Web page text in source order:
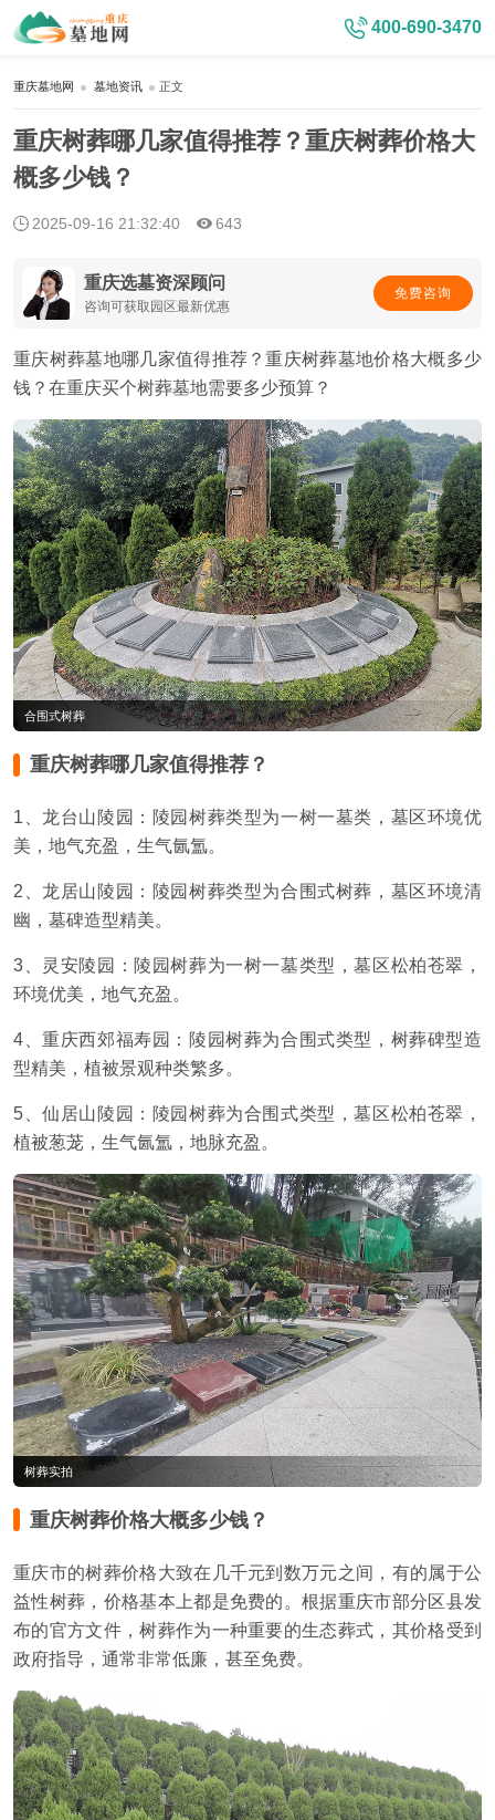
400-690-3470
重庆墓地网 墓地资讯 正文
重庆树葬哪几家值得推荐？重庆树葬价格大
概多少钱？
2025-09-16 21:32:40 643
重庆选墓资深顾问
咨询可获取园区最新优惠
免费咨询
重庆树葬墓地哪几家值得推荐？重庆树葬墓地价格大概多少
钱？在重庆买个树葬墓地需要多少预算？
合围式树葬
重庆树葬哪几家值得推荐？
1、龙台山陵园：陵园树葬类型为一树一墓类，墓区环境优
美，地气充盈，生气氤氲。
2、龙居山陵园：陵园树葬类型为合围式树葬，墓区环境清
幽，墓碑造型精美。
3、灵安陵园：陵园树葬为一树一墓类型，墓区松柏苍翠，
环境优美，地气充盈。
4、重庆西郊福寿园：陵园树葬为合围式类型，树葬碑型造
型精美，植被景观种类繁多。
5、仙居山陵园：陵园树葬为合围式类型，墓区松柏苍翠，
植被葱茏，生气氤氲，地脉充盈。
树葬实拍
重庆树葬价格大概多少钱？
重庆市的树葬价格大致在几千元到数万元之间，有的属于公
益性树葬，价格基本上都是免费的。根据重庆市部分区县发
布的官方文件，树葬作为一种重要的生态葬式，其价格受到
政府指导，通常非常低廉，甚至免费。